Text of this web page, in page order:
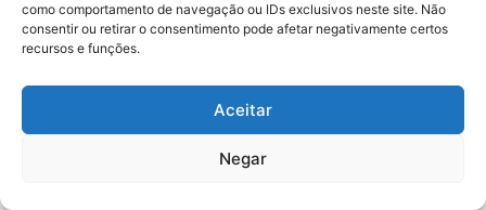
como comportamento de navegação ou IDs exclusivos neste site. Não
consentir ou retirar o consentimento pode afetar negativamente certos
recursos e funções.
Aceitar
Negar
Agenda: 10ª Mostra Pedagógica
da Casa Durval Paiva acontecerá
nesta quarta-feira (29)